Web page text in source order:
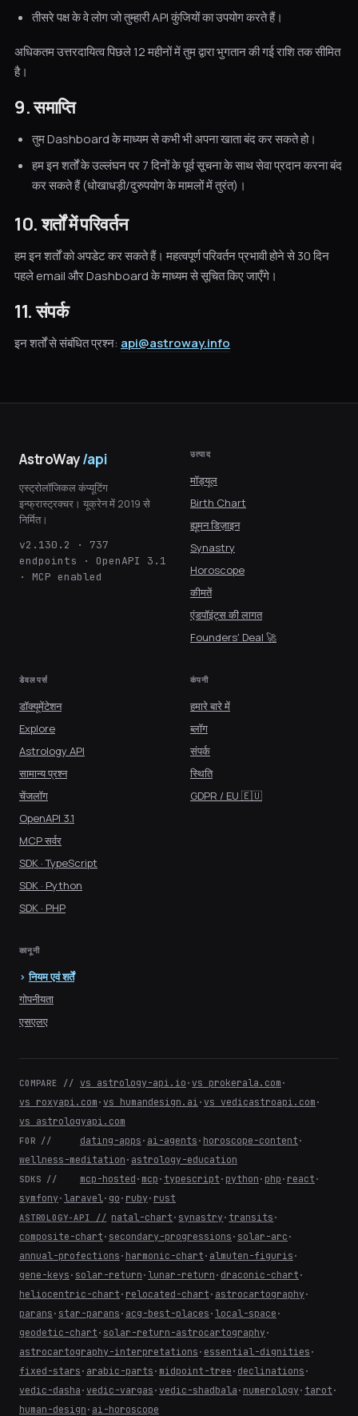
तीसरे पक्ष के वे लोग जो तुम्हारी API कुंजियों का उपयोग करते हैं।
अधिकतम उत्तरदायित्व पिछले 12 महीनों में तुम द्वारा भुगतान की गई राशि तक सीमित
है।
9. समाप्ति
तुम Dashboard के माध्यम से कभी भी अपना खाता बंद कर सकते हो।
हम इन शर्तों के उल्लंघन पर 7 दिनों के पूर्व सूचना के साथ सेवा प्रदान करना बंद
कर सकते हैं (धोखाधड़ी/दुरुपयोग के मामलों में तुरंत)।
10. शर्तों में परिवर्तन
हम इन शर्तों को अपडेट कर सकते हैं। महत्वपूर्ण परिवर्तन प्रभावी होने से 30 दिन
पहले email और Dashboard के माध्यम से सूचित किए जाएँगे।
11. संपर्क
इन शर्तों से संबंधित प्रश्न: api@astroway.info
AstroWay/api
एस्ट्रोलॉजिकल कंप्यूटिंग
इन्फ्रास्ट्रक्चर। यूक्रेन में 2019 से
निर्मित।
v2.130.2 · 737
endpoints · OpenAPI 3.1
· MCP enabled
उत्पाद
मॉड्यूल
Birth Chart
ह्यूमन डिज़ाइन
Synastry
Horoscope
कीमतें
एंडपॉइंट्स की लागत
Founders' Deal 🚀
डेवलपर्स
डॉक्यूमेंटेशन
Explore
Astrology API
सामान्य प्रश्न
चेंजलॉग
OpenAPI 3.1
MCP सर्वर
SDK · TypeScript
SDK · Python
SDK · PHP
कंपनी
हमारे बारे में
ब्लॉग
संपर्क
स्थिति
GDPR / EU 🇪🇺
कानूनी
नियम एवं शर्तें
गोपनीयता
एसएलए
COMPARE // vs astrology-api.io · vs prokerala.com ·
vs roxyapi.com · vs humandesign.ai · vs vedicastroapi.com ·
vs astrologyapi.com
FOR // dating-apps · ai-agents · horoscope-content ·
wellness-meditation · astrology-education
SDKS // mcp-hosted · mcp · typescript · python · php · react ·
symfony · laravel· go · ruby · rust
ASTROLOGY-API // natal-chart · synastry · transits ·
composite-chart · secondary-progressions · solar-arc ·
annual-profections · harmonic-chart · almuten-figuris ·
gene-keys · solar-return · lunar-return · draconic-chart ·
heliocentric-chart · relocated-chart · astrocartography ·
parans · star-parans · acg-best-places · local-space ·
geodetic-chart · solar-return-astrocartography ·
astrocartography-interpretations · essential-dignities ·
fixed-stars · arabic-parts · midpoint-tree · declinations ·
vedic-dasha · vedic-vargas · vedic-shadbala · numerology · tarot ·
human-design · ai-horoscope